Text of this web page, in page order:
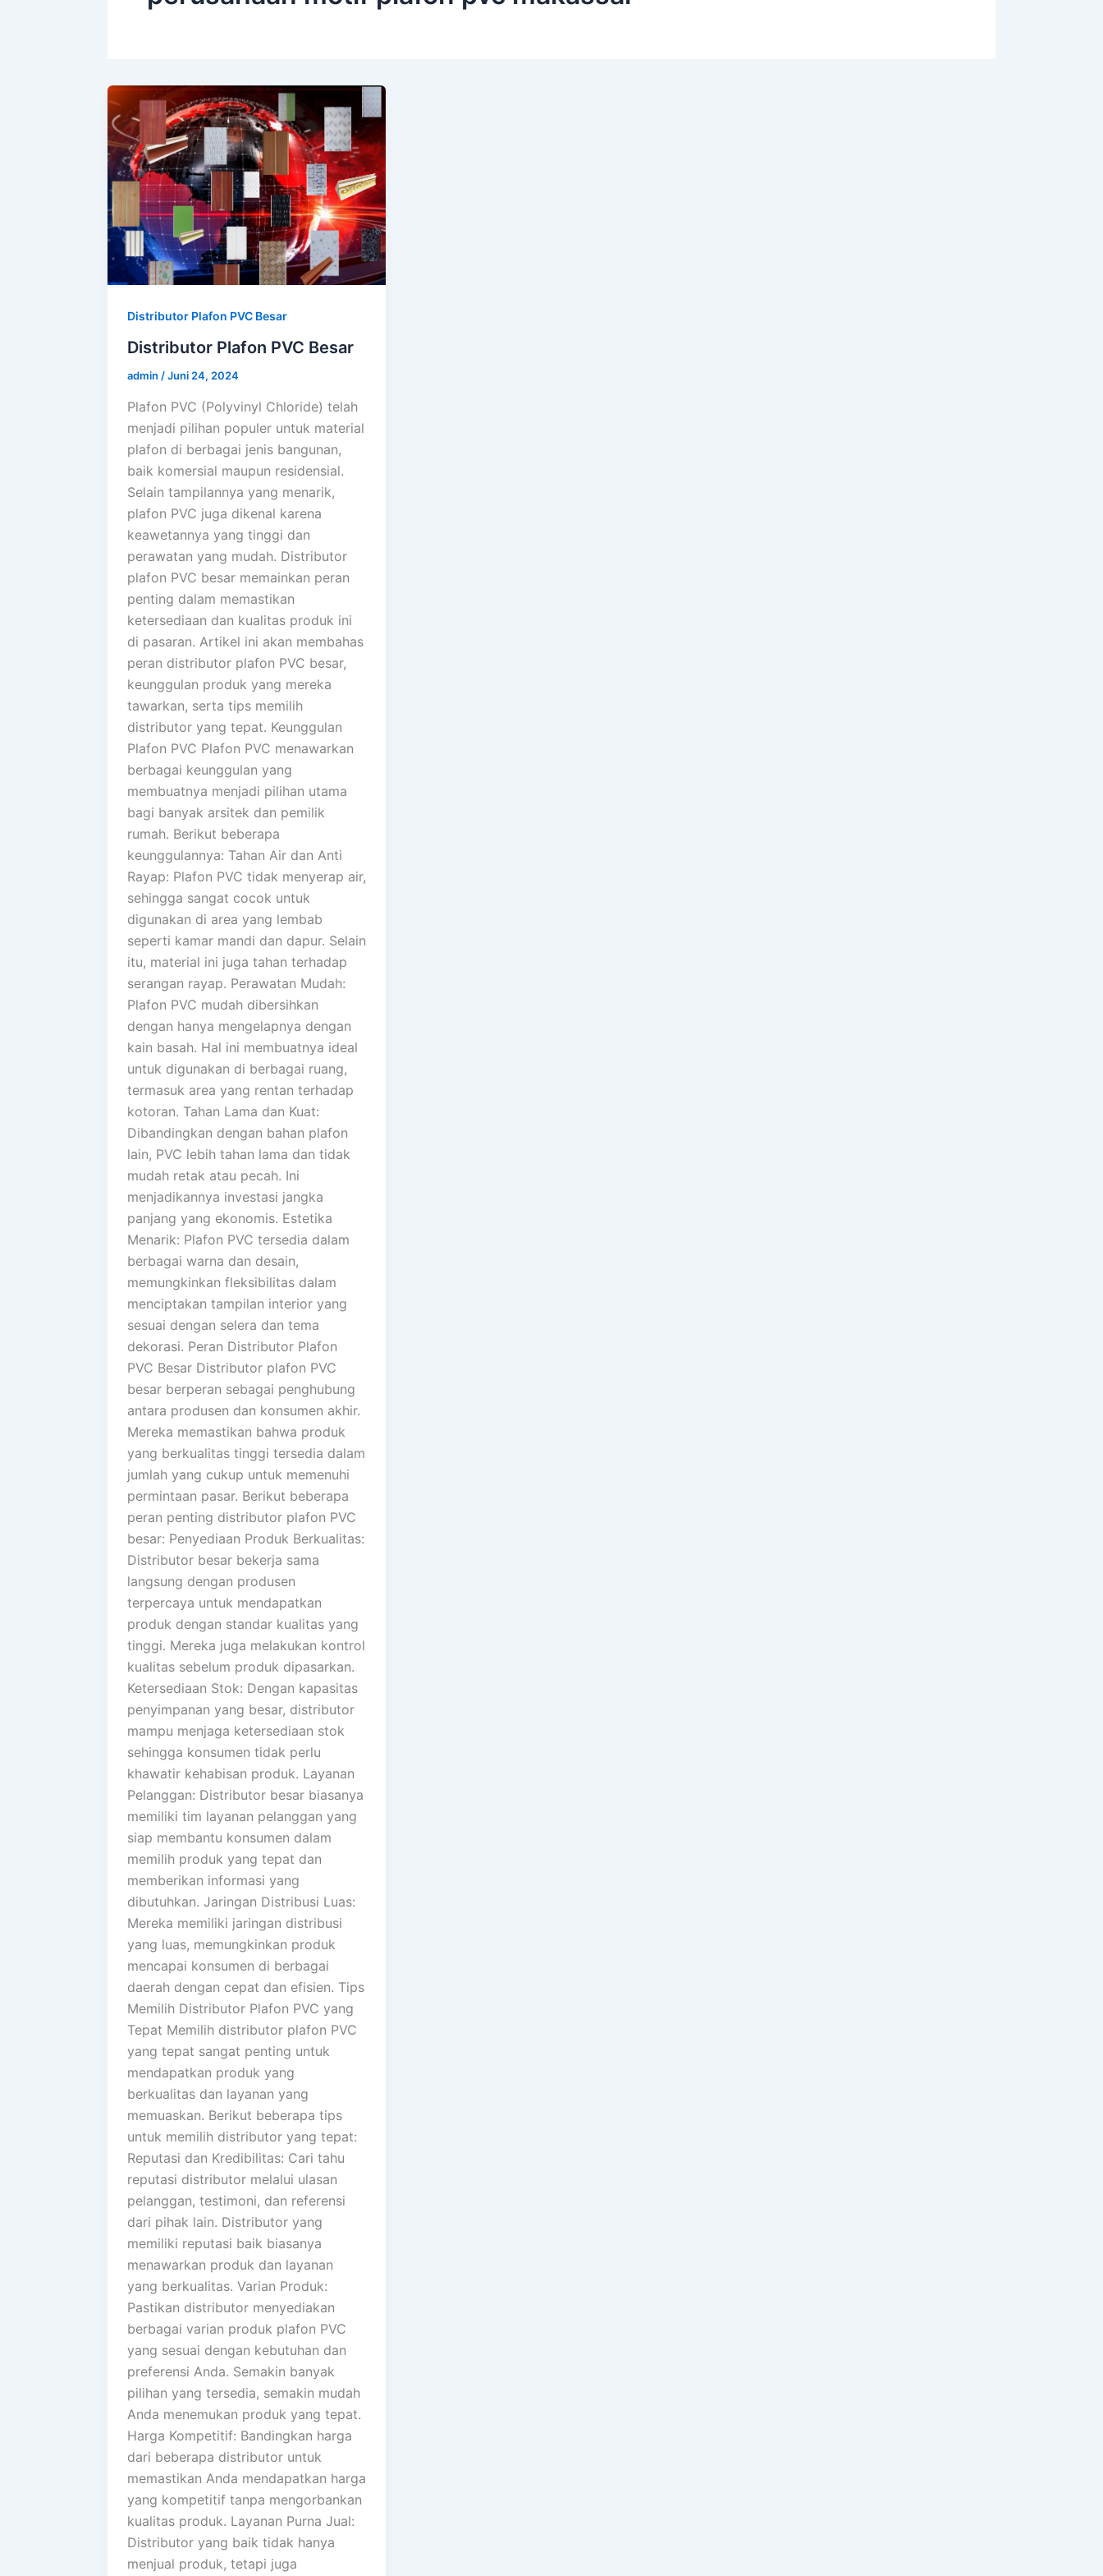
Distributor Plafon PVC Besar
Distributor Plafon PVC Besar
admin /Juni 24, 2024
Plafon PVC (Polyvinyl Chloride) telah
menjadi pilihan populer untuk material
plafon di berbagai jenis bangunan,
baik komersial maupun residensial.
Selain tampilannya yang menarik,
plafon PVC juga dikenal karena
keawetannya yang tinggi dan
perawatan yang mudah. Distributor
plafon PVC besar memainkan peran
penting dalam memastikan
ketersediaan dan kualitas produk ini
di pasaran. Artikel ini akan membahas
peran distributor plafon PVC besar,
keunggulan produk yang mereka
tawarkan, serta tips memilih
distributor yang tepat. Keunggulan
Plafon PVC Plafon PVC menawarkan
berbagai keunggulan yang
membuatnya menjadi pilihan utama
bagi banyak arsitek dan pemilik
rumah. Berikut beberapa
keunggulannya: Tahan Air dan Anti
Rayap: Plafon PVC tidak menyerap air,
sehingga sangat cocok untuk
digunakan di area yang lembab
seperti kamar mandi dan dapur. Selain
itu, material ini juga tahan terhadap
serangan rayap. Perawatan Mudah:
Plafon PVC mudah dibersihkan
dengan hanya mengelapnya dengan
kain basah. Hal ini membuatnya ideal
untuk digunakan di berbagai ruang,
termasuk area yang rentan terhadap
kotoran. Tahan Lama dan Kuat:
Dibandingkan dengan bahan plafon
lain, PVC lebih tahan lama dan tidak
mudah retak atau pecah. Ini
menjadikannya investasi jangka
panjang yang ekonomis. Estetika
Menarik: Plafon PVC tersedia dalam
berbagai warna dan desain,
memungkinkan fleksibilitas dalam
menciptakan tampilan interior yang
sesuai dengan selera dan tema
dekorasi. Peran Distributor Plafon
PVC Besar Distributor plafon PVC
besar berperan sebagai penghubung
antara produsen dan konsumen akhir.
Mereka memastikan bahwa produk
yang berkualitas tinggi tersedia dalam
jumlah yang cukup untuk memenuhi
permintaan pasar. Berikut beberapa
peran penting distributor plafon PVC
besar: Penyediaan Produk Berkualitas:
Distributor besar bekerja sama
langsung dengan produsen
terpercaya untuk mendapatkan
produk dengan standar kualitas yang
tinggi. Mereka juga melakukan kontrol
kualitas sebelum produk dipasarkan.
Ketersediaan Stok: Dengan kapasitas
penyimpanan yang besar, distributor
mampu menjaga ketersediaan stok
sehingga konsumen tidak perlu
khawatir kehabisan produk. Layanan
Pelanggan: Distributor besar biasanya
memiliki tim layanan pelanggan yang
siap membantu konsumen dalam
memilih produk yang tepat dan
memberikan informasi yang
dibutuhkan. Jaringan Distribusi Luas:
Mereka memiliki jaringan distribusi
yang luas, memungkinkan produk
mencapai konsumen di berbagai
daerah dengan cepat dan efisien. Tips
Memilih Distributor Plafon PVC yang
Tepat Memilih distributor plafon PVC
yang tepat sangat penting untuk
mendapatkan produk yang
berkualitas dan layanan yang
memuaskan. Berikut beberapa tips
untuk memilih distributor yang tepat:
Reputasi dan Kredibilitas: Cari tahu
reputasi distributor melalui ulasan
pelanggan, testimoni, dan referensi
dari pihak lain. Distributor yang
memiliki reputasi baik biasanya
menawarkan produk dan layanan
yang berkualitas. Varian Produk:
Pastikan distributor menyediakan
berbagai varian produk plafon PVC
yang sesuai dengan kebutuhan dan
preferensi Anda. Semakin banyak
pilihan yang tersedia, semakin mudah
Anda menemukan produk yang tepat.
Harga Kompetitif: Bandingkan harga
dari beberapa distributor untuk
memastikan Anda mendapatkan harga
yang kompetitif tanpa mengorbankan
kualitas produk. Layanan Purna Jual:
Distributor yang baik tidak hanya
menjual produk, tetapi juga